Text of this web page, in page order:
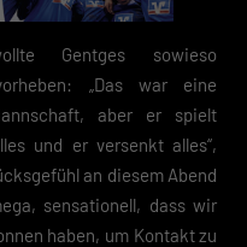
Gentges sowieso
„Das war eine
aber er spielt
und er versenkt alles“,
an diesem Abend
sensationell, dass wir
haben, um Kontakt zu